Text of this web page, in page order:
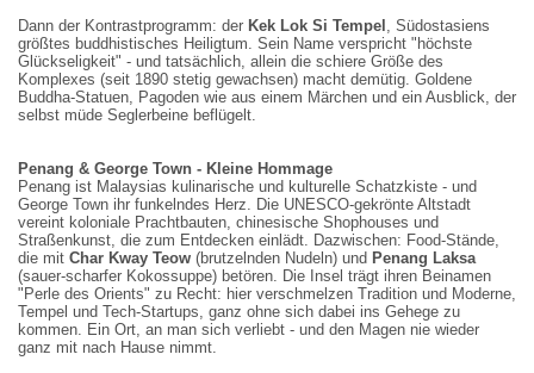
Dann der Kontrastprogramm: der Kek Lok Si Tempel , Südostasiens
größtes buddhistisches Heiligtum. Sein Name verspricht "höchste
Glückseligkeit" - und tatsächlich, allein die schiere Größe des
Komplexes (seit 1890 stetig gewachsen) macht demütig. Goldene
Buddha-Statuen, Pagoden wie aus einem Märchen und ein Ausblick, der
selbst müde Seglerbeine beflügelt.
Penang & George Town - Kleine Hommage
Penang ist Malaysias kulinarische und kulturelle Schatzkiste - und
George Town ihr funkelndes Herz. Die UNESCO-gekrönte Altstadt
vereint koloniale Prachtbauten, chinesische Shophouses und
Straßenkunst, die zum Entdecken einlädt. Dazwischen: Food-Stände,
die mit Char Kway Teow (brutzelnden Nudeln) und Penang Laksa
(sauer-scharfer Kokossuppe) betören. Die Insel trägt ihren Beinamen
"Perle des Orients" zu Recht: hier verschmelzen Tradition und Moderne,
Tempel und Tech-Startups, ganz ohne sich dabei ins Gehege zu
kommen. Ein Ort, an man sich verliebt - und den Magen nie wieder
ganz mit nach Hause nimmt.